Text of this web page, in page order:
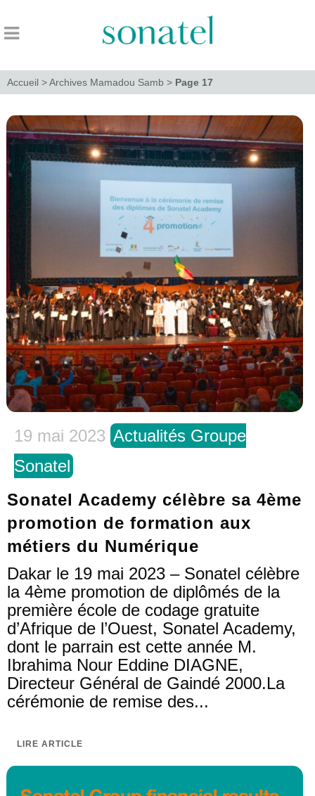
Accueil >Archives Mamadou Samb > Page 17
19 mai 2023 Actualités Groupe
Sonatel
Sonatel Academy célèbre sa 4ème
promotion de formation aux
métiers du Numérique
Dakar le 19 mai 2023 – Sonatel célèbre
la 4ème promotion de diplômés de la
première école de codage gratuite
d’Afrique de l’Ouest, Sonatel Academy,
dont le parrain est cette année M.
Ibrahima Nour Eddine DIAGNE,
Directeur Général de Gaindé 2000.La
cérémonie de remise des...
LIRE ARTICLE